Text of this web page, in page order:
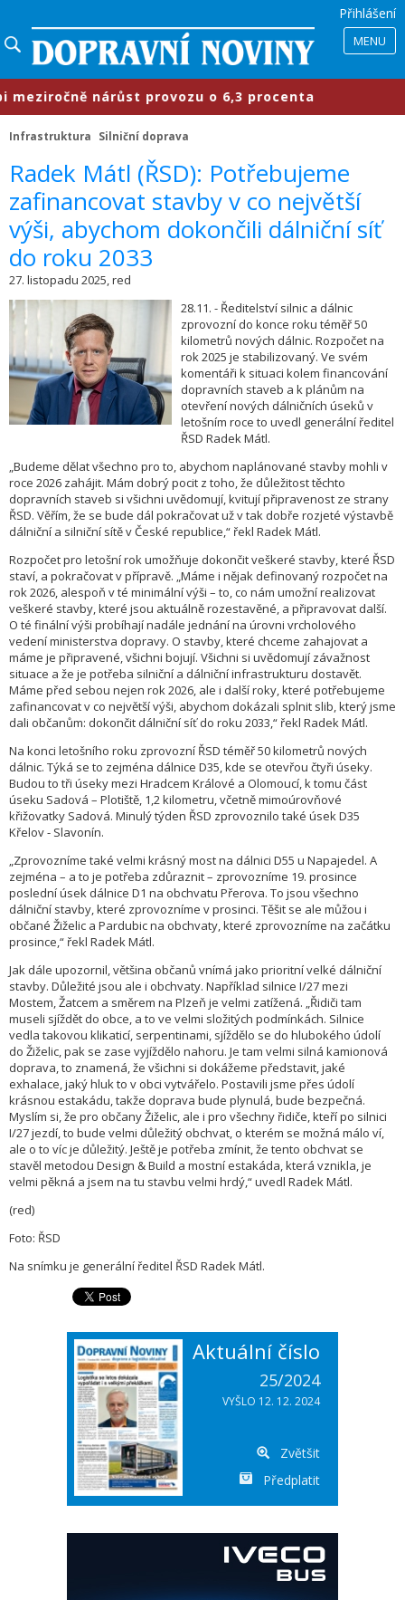
Přihlášení
MENU
nárůst provozu o 6,3 procenta
Infrastruktura Silniční doprava
​Radek Mátl (ŘSD): Potřebujeme
zafinancovat stavby v co největší
výši, abychom dokončili dálniční síť
do roku 2033
27. listopadu 2025, red
28.11. - Ředitelství silnic a dálnic
zprovozní do konce roku téměř 50
kilometrů nových dálnic. Rozpočet na
rok 2025 je stabilizovaný. Ve svém
komentáři k situaci kolem financování
dopravních staveb a k plánům na
otevření nových dálničních úseků v
letošním roce to uvedl generální ředitel
ŘSD Radek Mátl.
„Budeme dělat všechno pro to, abychom naplánované stavby mohli v
roce 2026 zahájit. Mám dobrý pocit z toho, že důležitost těchto
dopravních staveb si všichni uvědomují, kvitují připravenost ze strany
ŘSD. Věřím, že se bude dál pokračovat už v tak dobře rozjeté výstavbě
dálniční a silniční sítě v České republice,“ řekl Radek Mátl.
Rozpočet pro letošní rok umožňuje dokončit veškeré stavby, které ŘSD
staví, a pokračovat v přípravě. „Máme i nějak definovaný rozpočet na
rok 2026, alespoň v té minimální výši – to, co nám umožní realizovat
veškeré stavby, které jsou aktuálně rozestavěné, a připravovat další.
O té finální výši probíhají nadále jednání na úrovni vrcholového
vedení ministerstva dopravy. O stavby, které chceme zahajovat a
máme je připravené, všichni bojují. Všichni si uvědomují závažnost
situace a že je potřeba silniční a dálniční infrastrukturu dostavět.
Máme před sebou nejen rok 2026, ale i další roky, které potřebujeme
zafinancovat v co největší výši, abychom dokázali splnit slib, který jsme
dali občanům: dokončit dálniční síť do roku 2033,“ řekl Radek Mátl.
Na konci letošního roku zprovozní ŘSD téměř 50 kilometrů nových
dálnic. Týká se to zejména dálnice D35, kde se otevřou čtyři úseky.
Budou to tři úseky mezi Hradcem Králové a Olomoucí, k tomu část
úseku Sadová – Plotiště, 1,2 kilometru, včetně mimoúrovňové
křižovatky Sadová. Minulý týden ŘSD zprovoznilo také úsek D35
Křelov - Slavonín.
„Zprovozníme také velmi krásný most na dálnici D55 u Napajedel. A
zejména – a to je potřeba zdůraznit – zprovozníme 19. prosince
poslední úsek dálnice D1 na obchvatu Přerova. To jsou všechno
dálniční stavby, které zprovozníme v prosinci. Těšit se ale můžou i
občané Žiželic a Pardubic na obchvaty, které zprovozníme na začátku
prosince,“ řekl Radek Mátl.
Jak dále upozornil, většina občanů vnímá jako prioritní velké dálniční
stavby. Důležité jsou ale i obchvaty. Například silnice I/27 mezi
Mostem, Žatcem a směrem na Plzeň je velmi zatížená. „Řidiči tam
museli sjíždět do obce, a to ve velmi složitých podmínkách. Silnice
vedla takovou klikaticí, serpentinami, sjíždělo se do hlubokého údolí
do Žiželic, pak se zase vyjíždělo nahoru. Je tam velmi silná kamionová
doprava, to znamená, že všichni si dokážeme představit, jaké
exhalace, jaký hluk to v obci vytvářelo. Postavili jsme přes údolí
krásnou estakádu, takže doprava bude plynulá, bude bezpečná.
Myslím si, že pro občany Žiželic, ale i pro všechny řidiče, kteří po silnici
I/27 jezdí, to bude velmi důležitý obchvat, o kterém se možná málo ví,
ale o to víc je důležitý. Ještě je potřeba zmínit, že tento obchvat se
stavěl metodou Design & Build a mostní estakáda, která vznikla, je
velmi pěkná a jsem na tu stavbu velmi hrdý,“ uvedl Radek Mátl.
(red)
Foto: ŘSD
Na snímku je generální ředitel ŘSD Radek Mátl.
Aktuální číslo
25/2024
VYŠLO 12. 12. 2024
Zvětšit
Předplatit